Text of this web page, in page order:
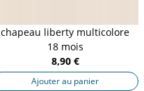
chapeau liberty multicolore
18 mois
8,90 €
Ajouter au panier